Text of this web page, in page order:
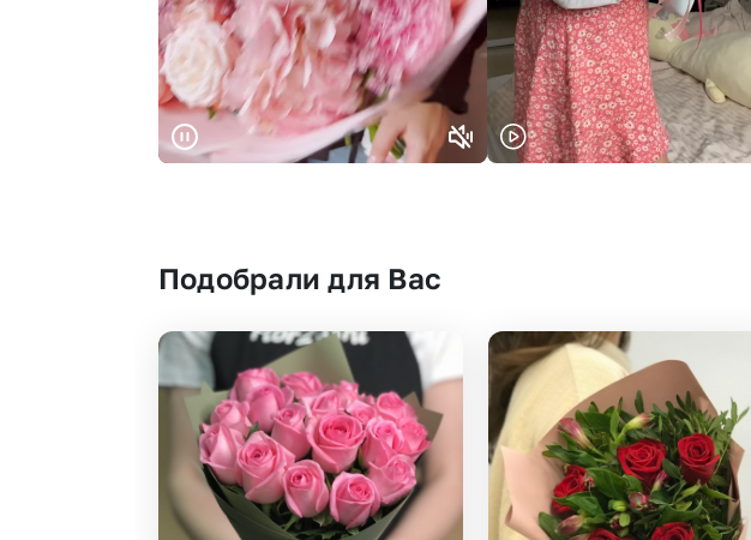
Москва и МО
Нижний Новгород
Казань
Челябинск
Новосибирск
Подобрали для Вас